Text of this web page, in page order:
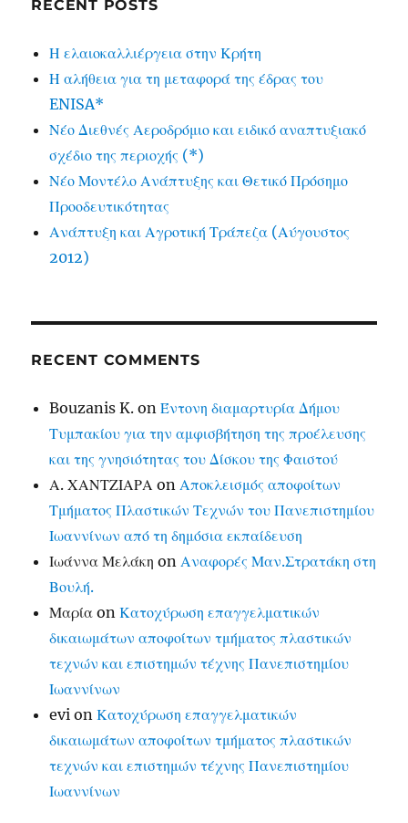
RECENT POSTS
Η ελαιοκαλλιέργεια στην Κρήτη
Η αλήθεια για τη μεταφορά της έδρας του
ENISA*
Νέο Διεθνές Αεροδρόμιο και ειδικό αναπτυξιακό
σχέδιο της περιοχής (*)
Νέο Μοντέλο Ανάπτυξης και Θετικό Πρόσημο
Προοδευτικότητας
Ανάπτυξη και Αγροτική Τράπεζα (Αύγουστος
2012)
RECENT COMMENTS
Bouzanis K. onΈντονη διαμαρτυρία Δήμου
Τυμπακίου για την αμφισβήτηση της προέλευσης
και της γνησιότητας του Δίσκου της Φαιστού
Α. ΧΑΝΤΖΙΑΡΑ onΑποκλεισμός αποφοίτων
Τμήματος Πλαστικών Τεχνών του Πανεπιστημίου
Ιωαννίνων από τη δημόσια εκπαίδευση
Ιωάννα Μελάκη onΑναφορές Μαν.Στρατάκη στη
Βουλή.
Μαρία onΚατοχύρωση επαγγελματικών
δικαιωμάτων αποφοίτων τμήματος πλαστικών
τεχνών και επιστημών τέχνης Πανεπιστημίου
Ιωαννίνων
evi onΚατοχύρωση επαγγελματικών
δικαιωμάτων αποφοίτων τμήματος πλαστικών
τεχνών και επιστημών τέχνης Πανεπιστημίου
Ιωαννίνων